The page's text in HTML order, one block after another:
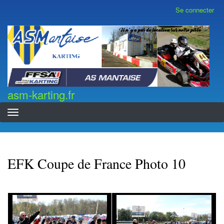
contenu
principal
compte
de
l'utilisateur
Se connecter
asm-karting.fr
asm-karting.fr
EFK Coupe de France Photo 10